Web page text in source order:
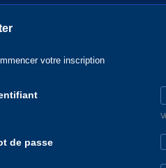
votre inscription
de passe